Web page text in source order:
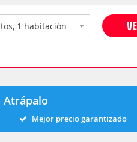
Atrápalo
Mejor precio garantizado